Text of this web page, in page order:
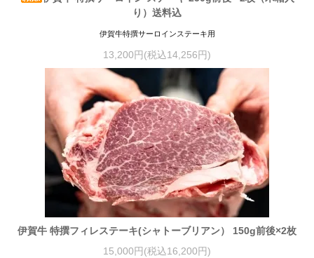
り）送料込
伊賀牛特撰サーロインステーキ用
13,200円(税込14,256円)
伊賀牛 特撰フィレステーキ(シャトーブリアン） 150g前後×2枚
15,000円(税込16,200円)